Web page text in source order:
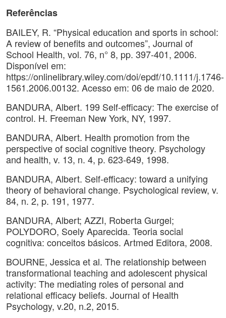
Referências
BAILEY, R. “Physical education and sports in school:
A review of benefits and outcomes”, Journal of
School Health, vol. 76, n° 8, pp. 397-401, 2006.
Disponível em:
https://onlinelibrary.wiley.com/doi/epdf/10.1111/j.1746-
1561.2006.00132. Acesso em: 06 de maio de 2020.
BANDURA, Albert. 199 Self-efficacy: The exercise of
control. H. Freeman New York, NY, 1997.
BANDURA, Albert. Health promotion from the
perspective of social cognitive theory. Psychology
and health, v. 13, n. 4, p. 623-649, 1998.
BANDURA, Albert. Self-efficacy: toward a unifying
theory of behavioral change. Psychological review, v.
84, n. 2, p. 191, 1977.
BANDURA, Albert; AZZI, Roberta Gurgel;
POLYDORO, Soely Aparecida. Teoria social
cognitiva: conceitos básicos. Artmed Editora, 2008.
BOURNE, Jessica et al. The relationship between
transformational teaching and adolescent physical
activity: The mediating roles of personal and
relational efficacy beliefs. Journal of Health
Psychology, v.20, n.2, 2015.